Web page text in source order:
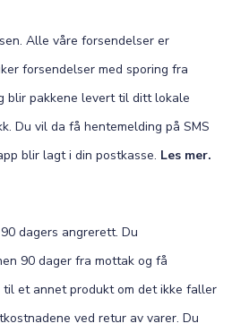
Alle våre forsendelser er
forsendelser med sporing fra
blir pakkene levert til ditt lokale
Du vil da få hentemelding på SMS
blir lagt i din postkasse. Les mer.
dagers angrerett. Du
90 dager fra mottak og få
et annet produkt om det ikke faller
ved retur av varer. Du